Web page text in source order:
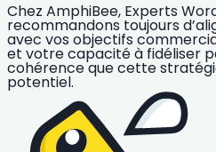
Chez AmphiBee, Experts
recommandons toujours
avec vos objectifs
et votre capacité à fidéliser
cohérence que cette
potentiel.